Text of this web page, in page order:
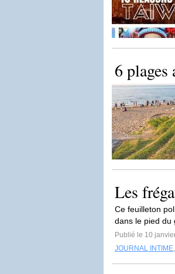
6 plages
Les
Ce feuilleton
dans le pied du
Publié le 10
JOURNAL INTIME,